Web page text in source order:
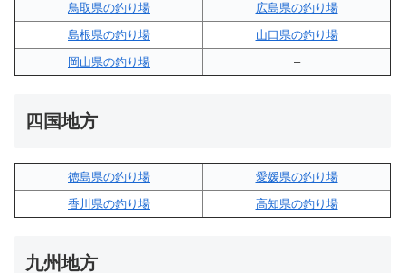
鳥取県の釣り場
広島県の釣り場
島根県の釣り場
山口県の釣り場
岡山県の釣り場
–
四国地方
徳島県の釣り場
愛媛県の釣り場
香川県の釣り場
高知県の釣り場
九州地方